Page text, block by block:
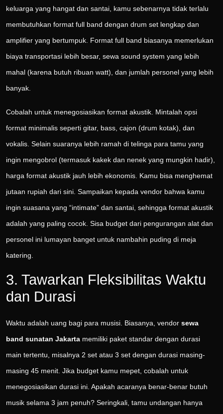
keluarga yang hangat dan santai, kamu sebenarnya tidak terlalu
membutuhkan format full band dengan drum set lengkap dan
amplifier yang bertumpuk. Format full band biasanya memerlukan
biaya transportasi lebih besar, sewa sound system yang lebih
mahal (karena butuh ribuan watt), dan jumlah personel yang lebih
banyak.
Cobalah untuk menegosiasikan format akustik. Mintalah opsi
format minimalis seperti gitar, bass, cajon (drum kotak), dan
vokalis. Selain suaranya lebih ramah di telinga para tamu yang
ingin mengobrol (termasuk kakek dan nenek yang mungkin hadir),
harga format akustik jauh lebih ekonomis. Kamu bisa menghemat
jutaan rupiah dari sini. Sampaikan kepada vendor bahwa kamu
ingin suasana yang “intimate” dan santai, sehingga format akustik
adalah yang paling cocok. Sisa budget dari pengurangan alat dan
personel ini lumayan banget untuk nambahin puding di meja
katering.
3. Tawarkan Fleksibilitas Waktu
dan Durasi
Waktu adalah uang bagi para musisi. Biasanya, vendor sewa
band sunatan Jakarta memiliki paket standar dengan durasi
main tertentu, misalnya 2 set atau 3 set dengan durasi masing-
masing 45 menit. Jika budget kamu mepet, cobalah untuk
menegosiasikan durasi ini. Apakah acaranya benar-benar butuh
musik selama 3 jam penuh? Seringkali, tamu undangan hanya